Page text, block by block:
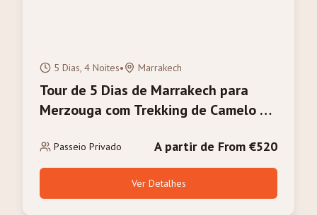
5 Dias, 4 Noites• Marrakech
Tour de 5 Dias de Marrakech para
Merzouga com Trekking de Camelo no
Passeio Privado A partir de From €520
Ver Detalhes